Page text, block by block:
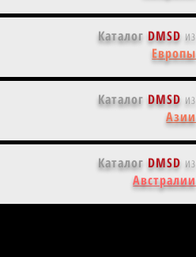
КаталогDMSD из
Европы
КаталогDMSD из
Азии
КаталогDMSD из
Австралии